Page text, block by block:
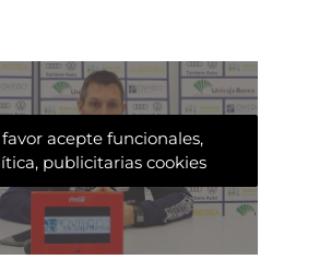
acepte funcionales,
publicitarias cookies